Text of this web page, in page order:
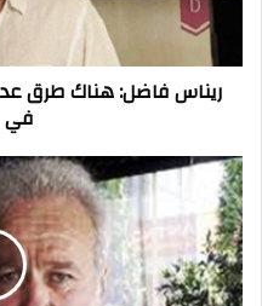
جفاف
البشرة
فيريناس فاضل: هناك طرق
في
أملي
أن
يترأس
اجتماع
التنظيمات
الفلسطينية